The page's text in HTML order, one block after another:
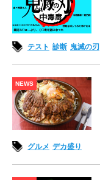
テスト 診断 鬼滅の刃
NEWS
グルメ デカ盛り